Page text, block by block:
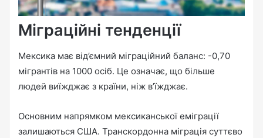
Міграційні тенденції
Мексика має від’ємний міграційний баланс: -0,70
мігрантів на 1000 осіб. Це означає, що більше
людей виїжджає з країни, ніж в’їжджає.
Основним напрямком мексиканської еміграції
залишаються США. Транскордонна міграція суттєво